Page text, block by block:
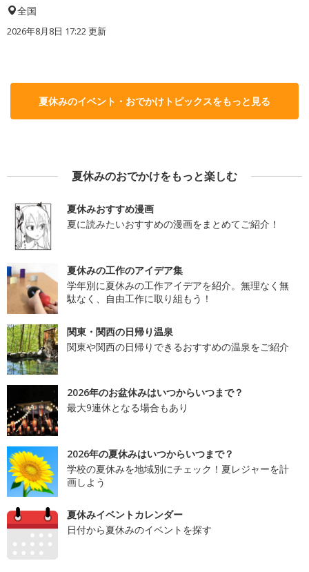
全国
2026年8月8日 17:22更新
夏休みのイベント・おでかけトピックスをもっと見る
夏休みのおでかけをもっと楽しむ
夏休みおすすめ漫画
夏に読みたいおすすめの漫画をまとめてご紹介！
夏休みの工作のアイデア集
学年別に夏休みの工作アイデアを紹介。無理なく無
駄なく、自由工作に取り組もう！
関東・関西の日帰り温泉
関東や関西の日帰りできるおすすめの温泉をご紹介
2026年のお盆休みはいつからいつまで？
最大9連休となる場合もあり
2026年の夏休みはいつからいつまで？
学校の夏休みを地域別にチェック！夏レジャーを計
画しよう
夏休みイベントカレンダー
日付から夏休みのイベントを探す